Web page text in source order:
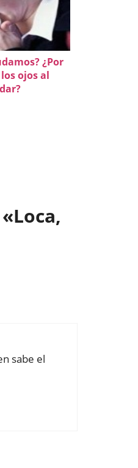
¿Por
ojos al
sabe el